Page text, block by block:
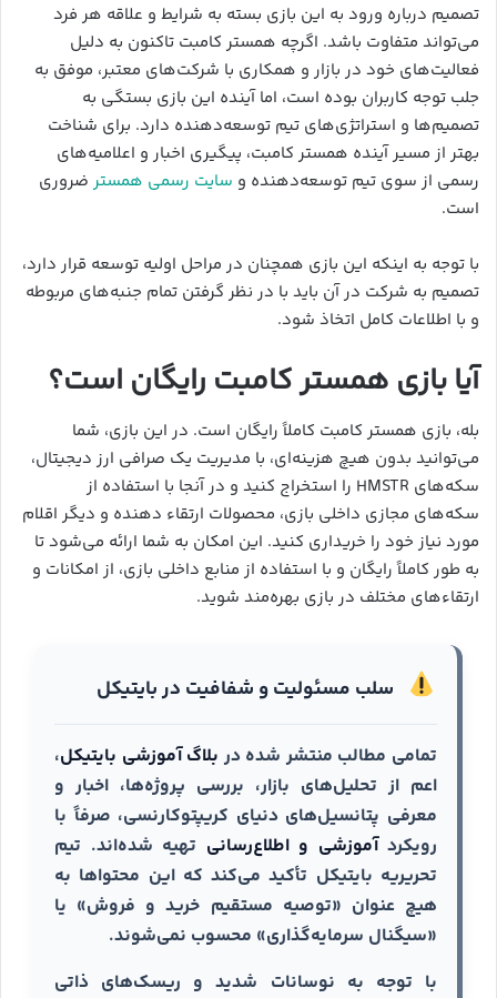
تصمیم درباره ورود به این بازی بسته به شرایط و علاقه هر فرد
می‌تواند متفاوت باشد. اگرچه همستر کامبت تاکنون به دلیل
فعالیت‌های خود در بازار و همکاری با شرکت‌های معتبر، موفق به
جلب توجه کاربران بوده است، اما آینده این بازی بستگی به
تصمیم‌ها و استراتژی‌های تیم توسعه‌دهنده دارد. برای شناخت
بهتر از مسیر آینده همستر کامبت، پیگیری اخبار و اعلامیه‌های
رسمی از سوی تیم توسعه‌دهنده و سایت رسمی همستر ضروری
است.
با توجه به اینکه این بازی همچنان در مراحل اولیه توسعه قرار دارد،
تصمیم به شرکت در آن باید با در نظر گرفتن تمام جنبه‌های مربوطه
و با اطلاعات کامل اتخاذ شود.
آیا بازی همستر کامبت رایگان است؟
بله، بازی همستر کامبت کاملاً رایگان است. در این بازی، شما
می‌توانید بدون هیچ هزینه‌ای، با مدیریت یک صرافی ارز دیجیتال،
سکه‌های HMSTR را استخراج کنید و در آنجا با استفاده از
سکه‌های مجازی داخلی بازی، محصولات ارتقاء دهنده و دیگر اقلام
مورد نیاز خود را خریداری کنید. این امکان به شما ارائه می‌شود تا
به طور کاملاً رایگان و با استفاده از منابع داخلی بازی، از امکانات و
ارتقاء‌های مختلف در بازی بهره‌مند شوید.
سلب مسئولیت و شفافیت در بایتیکل
تمامی مطالب منتشر شده در بلاگ آموزشی بایتیکل،
اعم از تحلیل‌های بازار، بررسی پروژه‌ها، اخبار و
معرفی پتانسیل‌های دنیای کریپتوکارنسی، صرفاً با
رویکردآموزشی و اطلاع‌رسانی تهیه شده‌اند. تیم
تحریریه بایتیکل تأکید می‌کند که این محتواها به
هیچ عنوان «توصیه مستقیم خرید و فروش» یا
«سیگنال سرمایه‌گذاری» محسوب نمی‌شوند.
با توجه به نوسانات شدید و ریسک‌های ذاتی